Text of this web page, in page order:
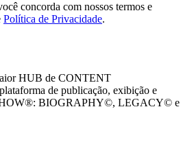
concorda com nossos termos e
Política de Privacidade.
HUB de CONTENT
de publicação, exibição e
BIOGRAPHY©, LEGACY© e